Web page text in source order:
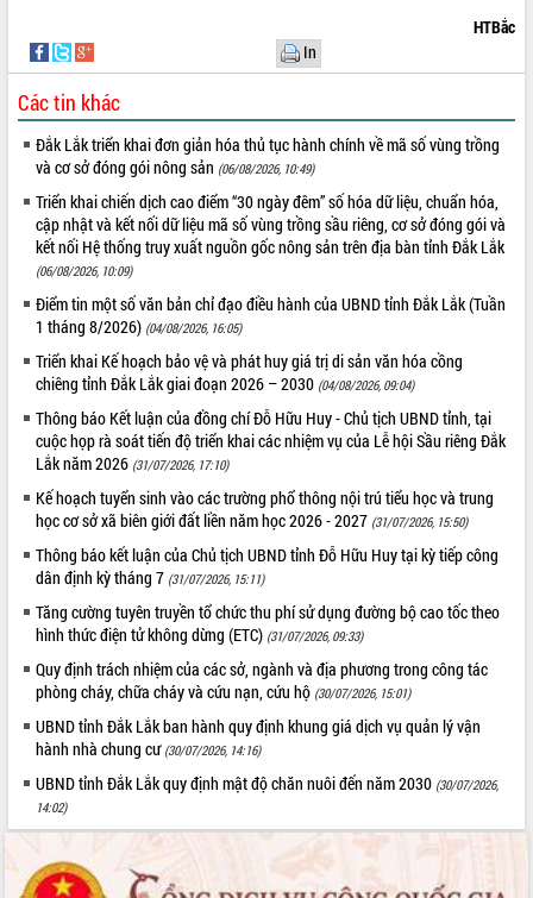
Thường trực HĐND tỉnh Đắk Lắk gặp
mặt Đoàn chuyên gia y tế TP. Hồ Chí
Lễ truy điệu và an táng hài cốt liệt sĩ
tại Nghĩa trang Liệt sĩ xã Sơn Hòa
Bàn giải pháp tháo gỡ khó khăn trong
xuất khẩu sầu riêng và triển khai quy
định EUDR
Thứ trưởng Bộ Nông nghiệp và Môi
trường Nguyễn Hoàng Hiệp khảo sát
vùng trồng và doanh nghiệp đóng gói
sầu riêng tại Đắk Lắk
Trình diễn nghệ thuật chế biến các
món ăn từ sầu riêng
Đắk Lắk công bố Quy hoạch và xúc
tiến đầu tư tỉnh
Ngành cá ngừ Đắk Lắk chủ động thích
ứng để giữ vững thị trường xuất khẩu
Diễn đàn Kinh tế tư nhân Việt Nam đột
phá cơ chế - Hợp tác công tư
Đề án 06 tạo bước ngoặt đột phá trong
cải cách hành chính tỉnh Đắk Lắk
Kết nối tour, đẩy mạnh chuyển đổi số
để phát triển du lịch Đắk Lắk
Khởi động Dự án Đầu tư xây dựng hạ
tầng kỹ thuật Cụm công nghiệp Tân
Tiến
Gặp mặt các cơ quan báo chí nhân Kỷ
niệm 101 năm Ngày Báo chí Cách
mạng Việt Nam
Đắk Lắk sơ kết 4 năm triển khai thực
Họp báo thông tin về Hội nghị Công bố
THỐNG KÊ TRUY CẬP
Hôm nay: 33106
Tất cả: 66078429
HTBắc
In
Các tin khác
Đắk Lắk triển khai đơn giản hóa thủ tục hành chính về mã số vùng trồng
và cơ sở đóng gói nông sản (06/08/2026, 10:49)
Triển khai chiến dịch cao điểm “30 ngày đêm” số hóa dữ liệu, chuẩn hóa,
cập nhật và kết nối dữ liệu mã số vùng trồng sầu riêng, cơ sở đóng gói và
kết nối Hệ thống truy xuất nguồn gốc nông sản trên địa bàn tỉnh Đắk Lắk
(06/08/2026, 10:09)
Điểm tin một số văn bản chỉ đạo điều hành của UBND tỉnh Đắk Lắk (Tuần
1 tháng 8/2026) (04/08/2026, 16:05)
Triển khai Kế hoạch bảo vệ và phát huy giá trị di sản văn hóa cồng
chiêng tỉnh Đắk Lắk giai đoạn 2026 – 2030 (04/08/2026, 09:04)
Thông báo Kết luận của đồng chí Đỗ Hữu Huy - Chủ tịch UBND tỉnh, tại
cuộc họp rà soát tiến độ triển khai các nhiệm vụ của Lễ hội Sầu riêng Đắk
Lắk năm 2026 (31/07/2026, 17:10)
Kế hoạch tuyển sinh vào các trường phổ thông nội trú tiểu học và trung
học cơ sở xã biên giới đất liền năm học 2026 - 2027 (31/07/2026, 15:50)
Thông báo kết luận của Chủ tịch UBND tỉnh Đỗ Hữu Huy tại kỳ tiếp công
dân định kỳ tháng 7 (31/07/2026, 15:11)
Tăng cường tuyên truyền tổ chức thu phí sử dụng đường bộ cao tốc theo
hình thức điện tử không dừng (ETC) (31/07/2026, 09:33)
Quy định trách nhiệm của các sở, ngành và địa phương trong công tác
phòng cháy, chữa cháy và cứu nạn, cứu hộ (30/07/2026, 15:01)
UBND tỉnh Đắk Lắk ban hành quy định khung giá dịch vụ quản lý vận
hành nhà chung cư (30/07/2026, 14:16)
UBND tỉnh Đắk Lắk quy định mật độ chăn nuôi đến năm 2030 (30/07/2026,
14:02)